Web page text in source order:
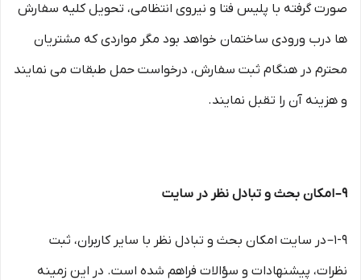
صورت گرفته با پلیس فتا و نیروی انتظامی، تحویل کلیه سفارش
ها درب ورودی ساختمان خواهد بود مگر مواردی که مشتریان
محترم در هنگام ثبت سفارش، درخواست حمل طبقات می نمایند
و هزینه آن را تقبل نمایند.
۹– امکان بحث و تبادل نظر در سایت
۱-۹– در سایت امکان بحث و تبادل نظر با سایر کاربران، ثبت
نظرات، پیشنهادات و سؤالات فراهم شده است. در این زمینه